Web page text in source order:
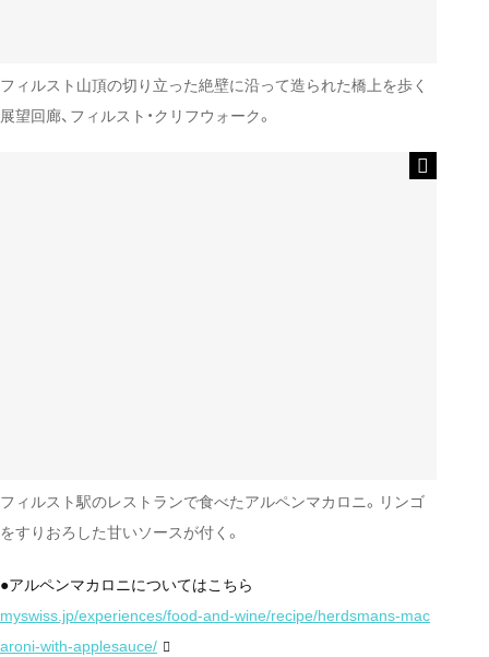
フィルスト山頂の切り立った絶壁に沿って造られた橋上を歩く
展望回廊、フィルスト・クリフウォーク。
フィルスト駅のレストランで食べたアルペンマカロニ。リンゴ
をすりおろした甘いソースが付く。
●アルペンマカロニについてはこちら
myswiss.jp/experiences/food-and-wine/recipe/herdsmans-mac
aroni-with-applesauce/